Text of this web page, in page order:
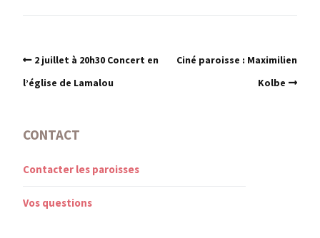
2 juillet à 20h30 Concert en
l’église de Lamalou
Ciné paroisse : Maximilien
Kolbe
CONTACT
Contacter les paroisses
Vos questions